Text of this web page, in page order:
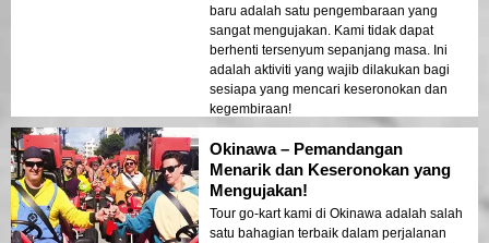
baru adalah satu pengembaraan yang
sangat mengujakan. Kami tidak dapat
berhenti tersenyum sepanjang masa. Ini
adalah aktiviti yang wajib dilakukan bagi
sesiapa yang mencari keseronokan dan
kegembiraan!
Okinawa – Pemandangan
Menarik dan Keseronokan yang
Mengujakan!
Tour go-kart kami di Okinawa adalah salah
satu bahagian terbaik dalam perjalanan